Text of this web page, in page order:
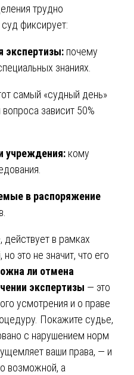
трудно
фиксирует:
экспертизы: почему
знаниях.
самый «судный день»
зависит 50%
учреждения: кому
в распоряжение
в рамках
это не значит, что его
ли отмена
экспертизы — это
усмотрения и о праве
Покажите судье,
с нарушением норм
ваши права, — и
возможной, а